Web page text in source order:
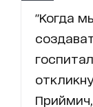
"Когда